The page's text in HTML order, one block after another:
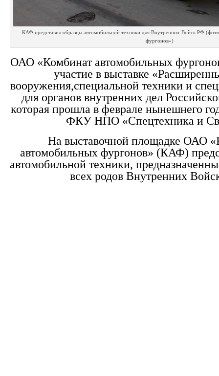
КАФ представил образцы автомобильной техники для Внутренних Войск РФ
фургонов»)
ОАО «Комбинат автомобильных
участие в выставке
вооружения,специальной техники и
для органов внутренних дел
которая прошла в феврале нынешнего
ФКУ НПО «Спецтехника и
На выставочной площадке ОАО
автомобильных фургонов» (КАФ)
автомобильной техники,
всех родов Внутренних